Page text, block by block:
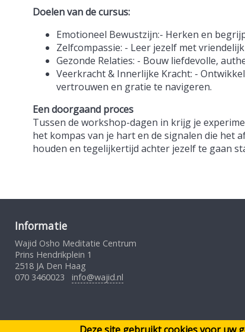
Doelen van de cursus:
Emotioneel Bewustzijn:- Herken en
Zelfcompassie: - Leer jezelf met
Gezonde Relaties: - Bouw liefdevolle,
Veerkracht & Innerlijke Kracht: -
vertrouwen en gratie te navigeren.
Een doorgaand proces
Tussen de workshop-dagen in krijg je
het kompas van je hart en de signalen die het
houden en tegelijkertijd achter jezelf te gaan
Informatie
Wajid Osho Meditatie Centrum
Prins Hendrikplein 1
2518 JA Den Haag
070 3460023 info@wajid.nl